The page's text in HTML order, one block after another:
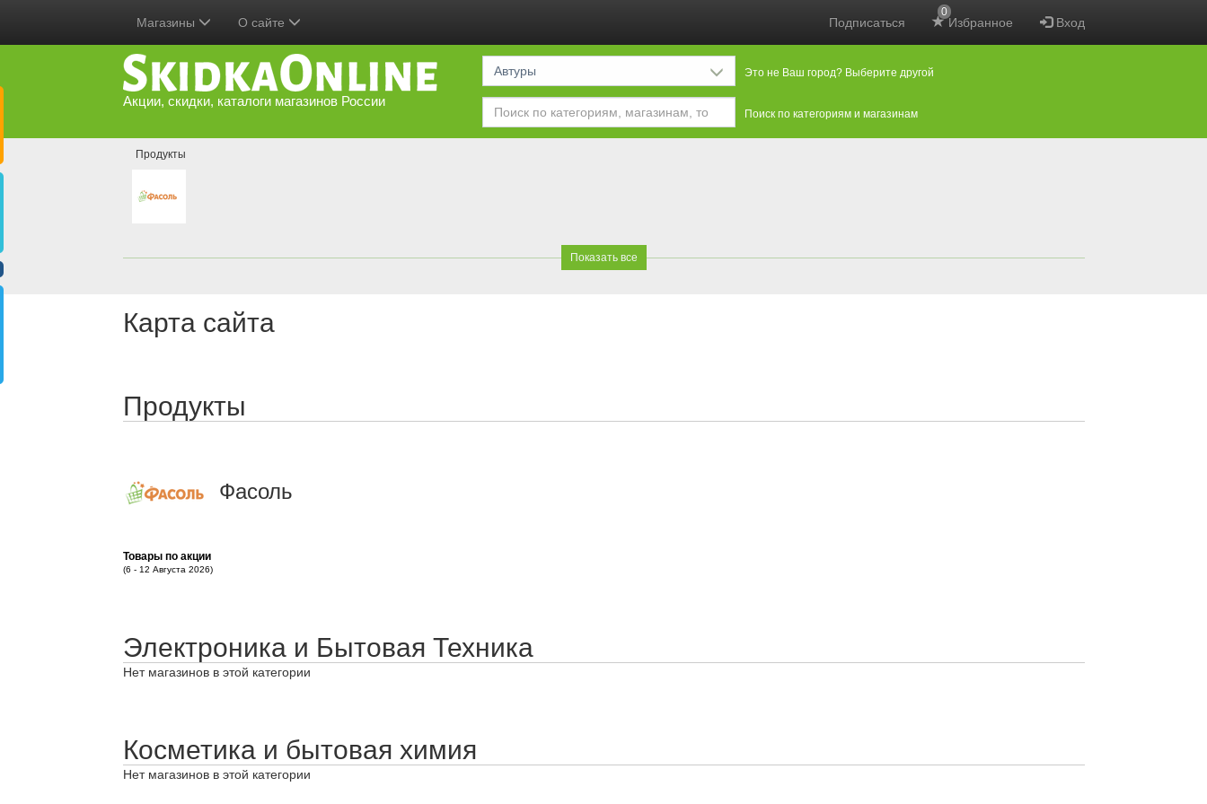
Подписаться Избранное
0
Вход
Магазины О сайте
Акции, скидки, каталоги магазинов России
Автуры Это не Ваш город? Выберите другой
Поиск по категориям и магазинам
Продукты
Показать все
Карта сайта
Продукты
Фасоль
Товары по акции
(6 - 12 Августа 2026)
Электроника и Бытовая Техника
Нет магазинов в этой категории
Косметика и бытовая химия
Нет магазинов в этой категории